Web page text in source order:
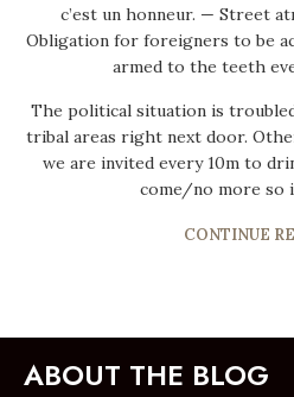
c’est un honneur. — Street
Obligation for foreigners to be
armed to the teeth
The political situation is
tribal areas right next door.
we are invited every 10m to
come/no more so
CONTINUE
ABOUT THE BLOG